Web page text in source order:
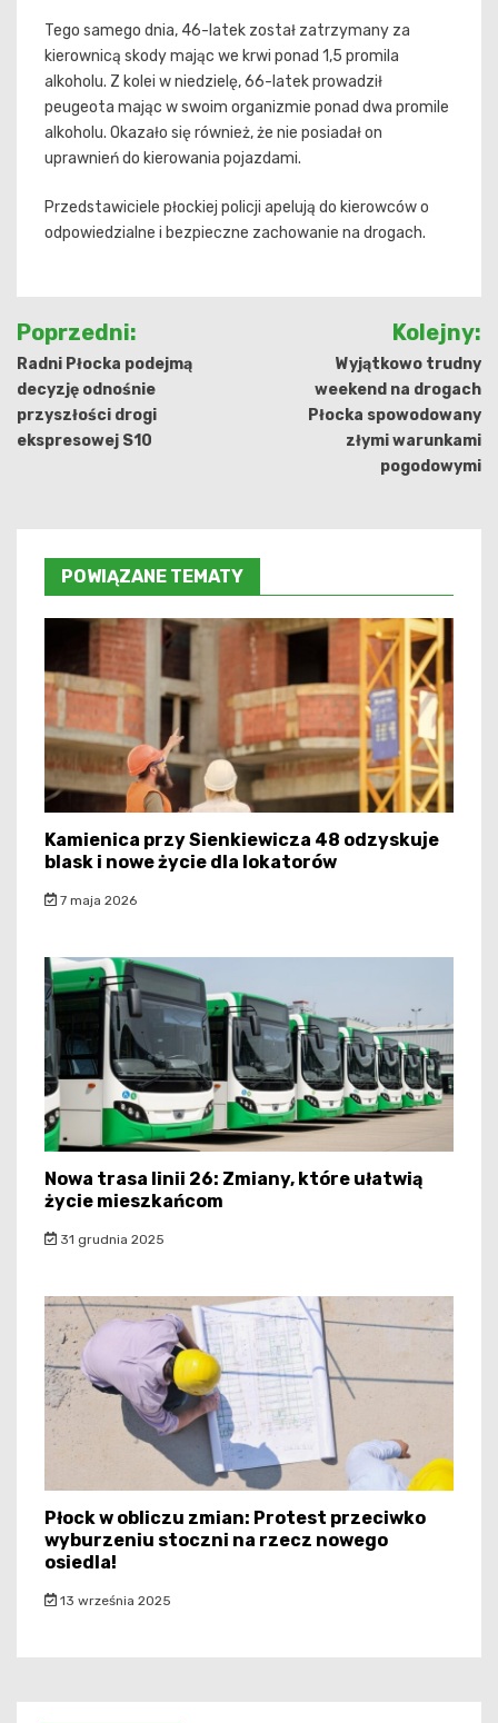
Tego samego dnia, 46-latek został zatrzymany za
kierownicą skody mając we krwi ponad 1,5 promila
alkoholu. Z kolei w niedzielę, 66-latek prowadził
peugeota mając w swoim organizmie ponad dwa promile
alkoholu. Okazało się również, że nie posiadał on
uprawnień do kierowania pojazdami.
Przedstawiciele płockiej policji apelują do kierowców o
odpowiedzialne i bezpieczne zachowanie na drogach.
Nawigacja
wpisu
Poprzedni:
Radni Płocka podejmą
decyzję odnośnie
przyszłości drogi
ekspresowej S10
Kolejny:
Wyjątkowo trudny
weekend na drogach
Płocka spowodowany
złymi warunkami
pogodowymi
POWIĄZANE TEMATY
Kamienica przy Sienkiewicza 48 odzyskuje
blask i nowe życie dla lokatorów
7 maja 2026
Nowa trasa linii 26: Zmiany, które ułatwią
życie mieszkańcom
31 grudnia 2025
Płock w obliczu zmian: Protest przeciwko
wyburzeniu stoczni na rzecz nowego
osiedla!
13 września 2025